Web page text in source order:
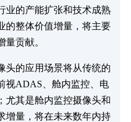
业的产能扩张和技术成熟
的整体价值增量，将主要
贡献。
头的应用场景将从传统的
视ADAS、舱内监控、电
尤其是舱内监控摄像头和
增量，将在未来数年内持